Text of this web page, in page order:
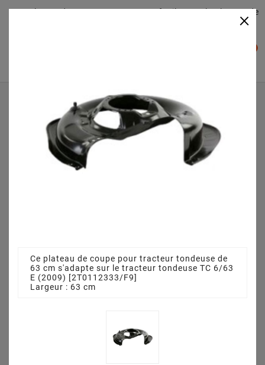
Plateaudecoupe.com : Trouver facilement le plateau de
Accueil
Plateau de coupe
Plateau de coupe 63 cm 3845640951 pour TC 6/63 E
(2009) [2T0112333/F9]
×
Ce plateau de coupe pour tracteur tondeuse de
63 cm s'adapte sur le tracteur tondeuse TC 6/63
E (2009) [2T0112333/F9]
Largeur : 63 cm